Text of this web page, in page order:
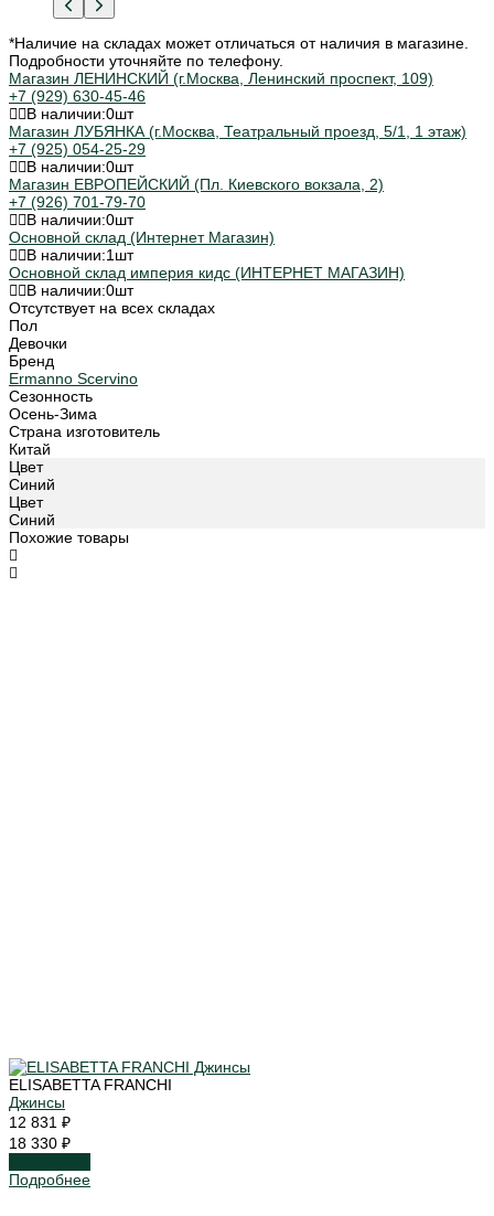
*Наличие на складах может отличаться от наличия в магазине.
Подробности уточняйте по телефону.
Магазин ЛЕНИНСКИЙ (г.Москва, Ленинский проспект, 109)
+7 (929) 630-45-46
В наличии:0шт
Магазин ЛУБЯНКА (г.Москва, Театральный проезд, 5/1, 1 этаж)
+7 (925) 054-25-29
В наличии:0шт
Магазин ЕВРОПЕЙСКИЙ (Пл. Киевского вокзала, 2)
+7 (926) 701-79-70
В наличии:0шт
Основной склад (Интернет Магазин)
В наличии:1 шт
Основной склад империя кидс (ИНТЕРНЕТ МАГАЗИН)
В наличии:0шт
Отсутствует на всех складах
Пол
Девочки
Бренд
Ermanno Scervino
Сезонность
Осень-Зима
Страна изготовитель
Китай
Цвет
Синий
Цвет
Синий
Похожие товары
ELISABETTA FRANCHI
Джинсы
12 831 ₽
18 330 ₽
Подробнее